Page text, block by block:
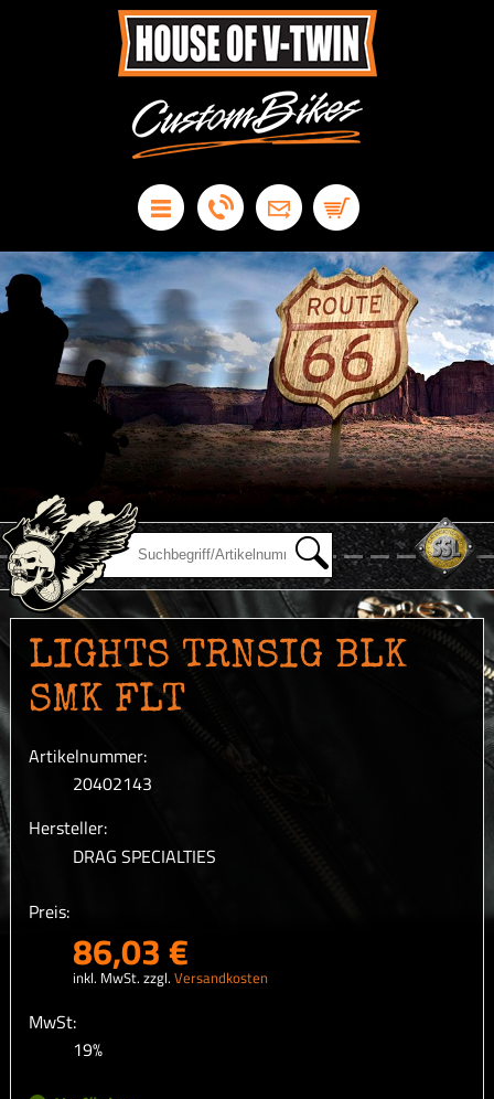
LIGHTS TRNSIG BLK
SMK FLT
Artikelnummer:
20402143
Hersteller:
DRAG SPECIALTIES
Preis:
86,03 €
inkl. MwSt. zzgl. Versandkosten
MwSt:
19%